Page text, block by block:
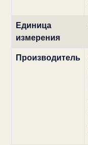
Единица
измерения
Производитель